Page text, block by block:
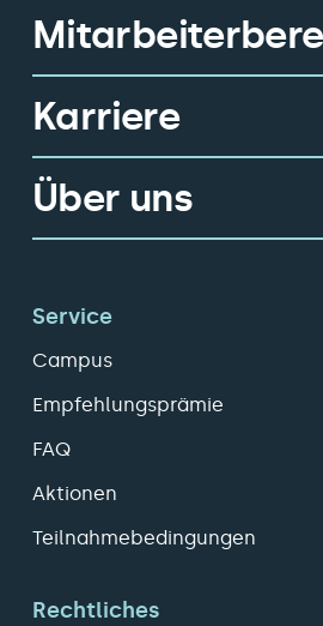
Karriere
Über uns
Service
Campus
Empfehlungsprämie
FAQ
Aktionen
Teilnahmebedingungen
Rechtliches